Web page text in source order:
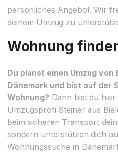
persönliches Angebot. Wir
deinem Umzug zu
Wohnung
Du planst einen Umzug von
Dänemark und bist auf der
Wohnung? Dann bist du
Umzugsprofi Steiner aus
beim sicheren Transport
sondern unterstützen dich
Wohnungssuche in